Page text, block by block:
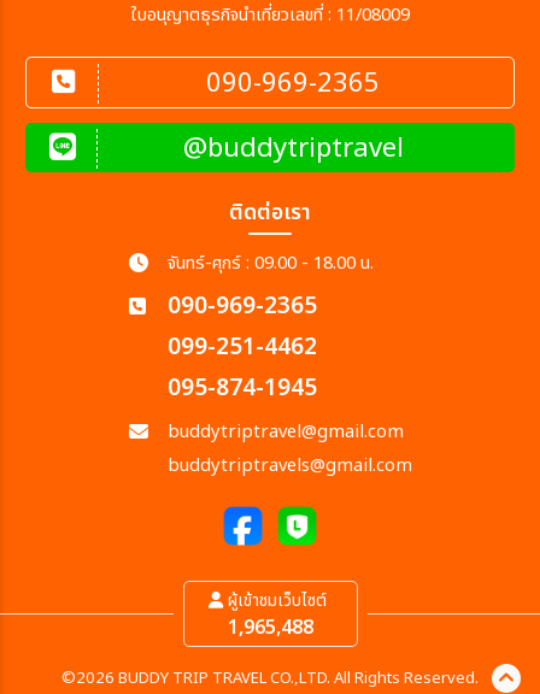
ใบอนุญาตธุรกิจนำเที่ยวเลขที่ : 11/08009
090-969-2365
@buddytriptravel
ติดต่อเรา
จันทร์-ศุกร์ : 09.00 - 18.00 น.
090-969-2365
099-251-4462
095-874-1945
buddytriptravel@gmail.com
buddytriptravels@gmail.com
ผู้เข้าชมเว็บไซต์
1,965,488
©2026 BUDDY TRIP TRAVEL CO.,LTD. All Rights Reserved.